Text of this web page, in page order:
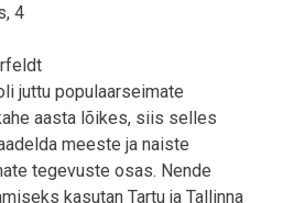
4
juttu populaarseimate
aasta lõikes, siis selles
meeste ja naiste
tegevuste osas. Nende
kasutan Tartu ja Tallinna